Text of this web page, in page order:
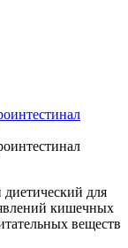
для
кишечных
веществ